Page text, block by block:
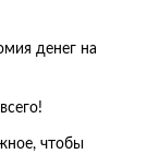
денег на
чтобы